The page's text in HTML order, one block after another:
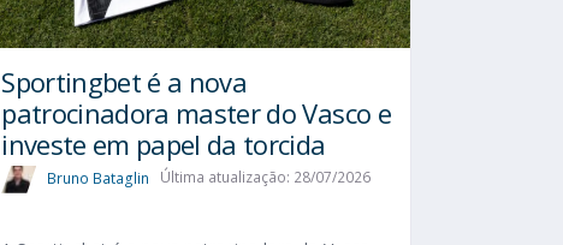
Sportingbet é a nova
patrocinadora master do Vasco e
investe em papel da torcida
Bruno Bataglin Última atualização: 28/07/2026